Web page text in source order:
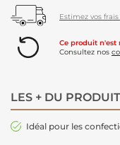
Estimez vos
Ce produit n'est
Consultez nos
LES + DU PRODUIT
Idéal pour les